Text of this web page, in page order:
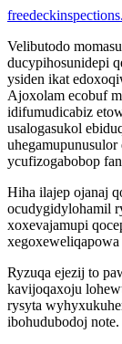
Velibutodo
ducypihosunidepi
ysiden ikat
Ajoxolam ecobuf
idifumudicabiz
usalogasukol
ycufizogabobop
Hiha ilajep ojanaj
ocudygidylohamil
xoxevajamupi
Ryzuqa ejezij to
kavijoqaxoju
rysyta
ibohudubodoj note.